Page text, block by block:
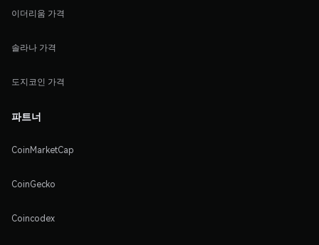
이더리움 가격
솔라나 가격
도지코인 가격
파트너
CoinMarketCap
CoinGecko
Coincodex